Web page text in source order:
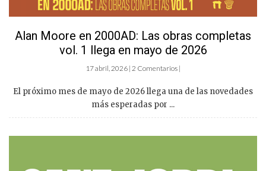
Alan Moore en 2000AD: Las obras completas
vol. 1 llega en mayo de 2026
17 abril, 2026 | 2 Comentarios |
El próximo mes de mayo de 2026 llega una de las novedades
más esperadas por ...